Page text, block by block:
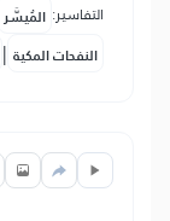
التفاسير: المُيسَّر
النفحات المكية |